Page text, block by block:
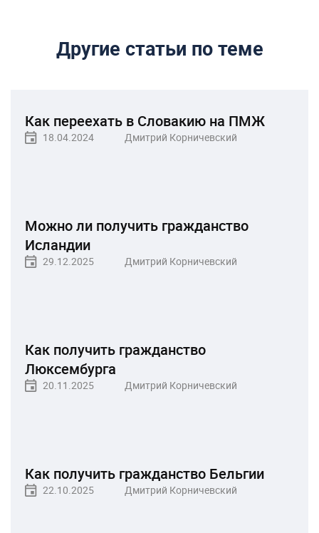
Другие статьи по теме
Как переехать в Словакию на ПМЖ
18.04.2024 Дмитрий Корничевский
Можно ли получить гражданство
Исландии
29.12.2025 Дмитрий Корничевский
Как получить гражданство
Люксембурга
20.11.2025 Дмитрий Корничевский
Как получить гражданство Бельгии
22.10.2025 Дмитрий Корничевский